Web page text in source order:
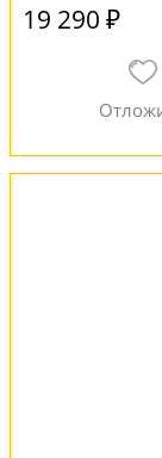
19 290 ₽